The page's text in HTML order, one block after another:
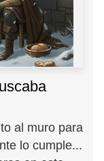
al muro para
lo cumple...